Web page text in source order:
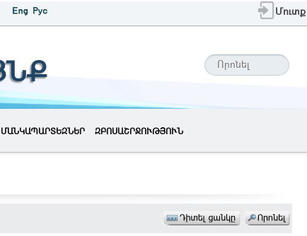
Մուտք
ՄԱՆԿԱՊԱՐՏԵԶՆԵՐ ԶԲՈՍԱՇՐՋՈՒԹՅՈՒՆ